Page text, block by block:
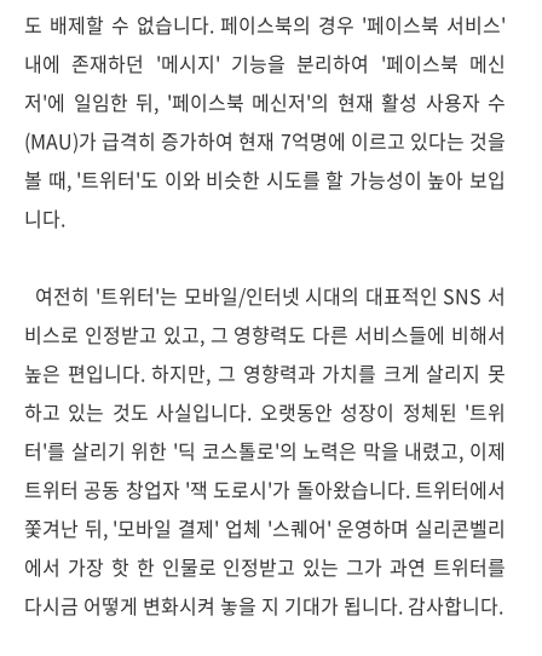
도 배제할 수 없습니다. 페이스북의 경우 '페이스북 서비스'
내에 존재하던 '메시지' 기능을 분리하여 '페이스북 메신
저'에 일임한 뒤, '페이스북 메신저'의 현재 활성 사용자 수
(MAU)가 급격히 증가하여 현재 7억명에 이르고 있다는 것을
볼 때, '트위터'도 이와 비슷한 시도를 할 가능성이 높아 보입
니다.
여전히 '트위터'는 모바일/인터넷 시대의 대표적인 SNS 서
비스로 인정받고 있고, 그 영향력도 다른 서비스들에 비해서
높은 편입니다. 하지만, 그 영향력과 가치를 크게 살리지 못
하고 있는 것도 사실입니다. 오랫동안 성장이 정체된 '트위
터'를 살리기 위한 '딕 코스톨로'의 노력은 막을 내렸고, 이제
트위터 공동 창업자 '잭 도로시'가 돌아왔습니다. 트위터에서
쫓겨난 뒤, '모바일 결제' 업체 '스퀘어' 운영하며 실리콘벨리
에서 가장 핫 한 인물로 인정받고 있는 그가 과연 트위터를
다시금 어떻게 변화시켜 놓을 지 기대가 됩니다. 감사합니다.